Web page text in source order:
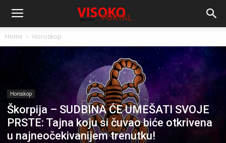
Home Horoskop
Horoskop
Škorpija – SUDBINA ĆE UMEŠATI SVOJE
PRSTE: Tajna koju si čuvao biće otkrivena
u najneočekivanijem trenutku!